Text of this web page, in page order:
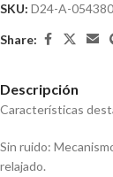
SKU: D24-A-054380
Share:
Descripción
Características
Sin ruido:
relajado.